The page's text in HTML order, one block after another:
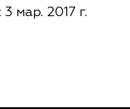
мар. 2017 г.